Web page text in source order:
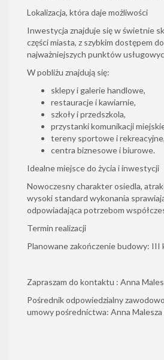
Lokalizacja, która daje możliwości
Inwestycja znajduje się w świetnie
części miasta, z szybkim dostępem
najważniejszych punktów
W pobliżu znajdują się:
sklepy i galerie handlowe,
restauracje i kawiarnie,
szkoły i przedszkola,
przystanki komunikacji
tereny sportowe i rekreacyjne,
centra biznesowe i biurowe.
Idealne miejsce do życia i inwestycji
Nowoczesny charakter osiedla,
wysoki standard wykonania
odpowiadająca potrzebom
Termin realizacji
Planowane zakończenie budowy: III
Zapraszam do kontaktu : Anna
Pośrednik odpowiedzialny
umowy pośrednictwa: Anna